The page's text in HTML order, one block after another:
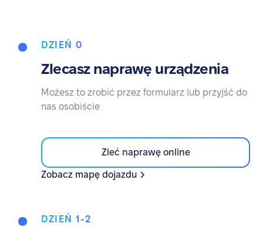
DZIEŃ 0
Zlecasz naprawę urządzenia
Możesz to zrobić przez formularz lub przyjść do
nas osobiście
Zleć naprawę online
Zobacz mapę dojazdu
DZIEŃ 1-2